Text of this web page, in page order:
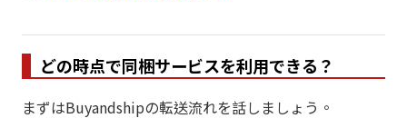
どの時点で同梱サービスを利用できる？
まずはBuyandshipの転送流れを話しましょう。